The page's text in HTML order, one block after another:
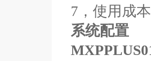
7 ，使用成
系统配置